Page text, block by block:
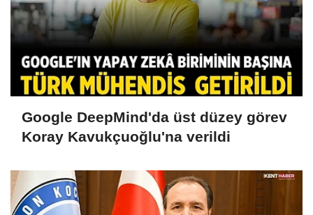
Google DeepMind'da üst düzey görev
Koray Kavukçuoğlu'na verildi